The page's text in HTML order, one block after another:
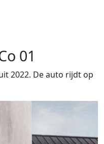
01
2022. De auto rijdt op